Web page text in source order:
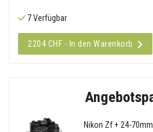
7 Verfügbar
2204 CHF - In den Warenkorb
Nikon Zf + 24-70mm